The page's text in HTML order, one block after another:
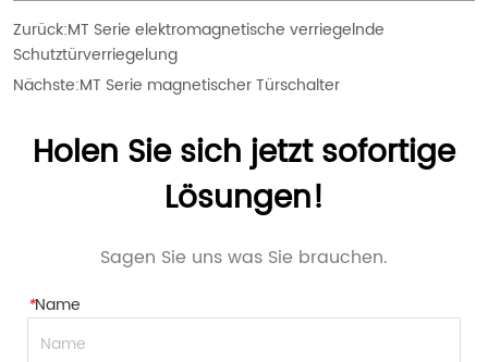
Zurück:MT Serie elektromagnetische verriegelnde
Schutztürverriegelung
Nächste:MT Serie magnetischer Türschalter
Holen Sie sich jetzt sofortige
Lösungen!
Sagen Sie uns was Sie brauchen.
*Name